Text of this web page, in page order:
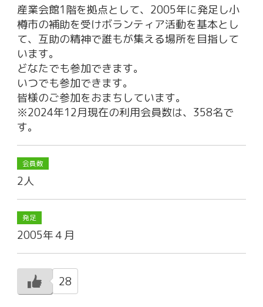
産業会館1階を拠点として、2005年に発足し小
樽市の補助を受けボランティア活動を基本とし
て、互助の精神で誰もが集える場所を目指して
います。
どなたでも参加できます。
いつでも参加できます。
皆様のご参加をおまちしています。
※2024年12月現在の利用会員数は、358名で
す。
会員数
2人
発足
2005年４月
28